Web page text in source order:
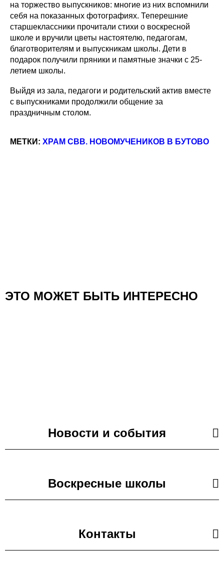
на торжество выпускников: многие из них вспомнили
себя на показанных фотографиях. Теперешние
старшеклассники прочитали стихи о воскресной
школе и вручили цветы настоятелю, педагогам,
благотворителям и выпускникам школы. Дети в
подарок получили пряники и памятные значки с 25-
летием школы.
Выйдя из зала, педагоги и родительский актив вместе
с выпускниками продолжили общение за
праздничным столом.
МЕТКИ: ХРАМ СВВ. НОВОМУЧЕНИКОВ В БУТОВО
ЭТО МОЖЕТ БЫТЬ ИНТЕРЕСНО
Новости и события
Воскресные школы
Контакты